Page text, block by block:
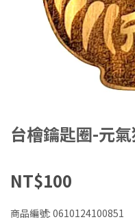
台檜鑰匙圈-元
NT$100
商品編號: 0610124100851